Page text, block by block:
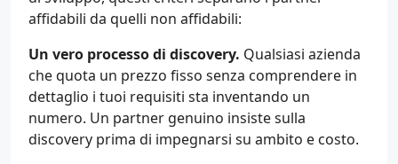
affidabili da quelli non affidabili:
Un vero processo di discovery. Qualsiasi azienda
che quota un prezzo fisso senza comprendere in
dettaglio i tuoi requisiti sta inventando un
numero. Un partner genuino insiste sulla
discovery prima di impegnarsi su ambito e costo.